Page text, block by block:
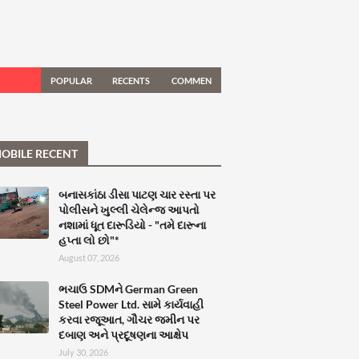
POPULAR RECENTS COMMEN
RECENT
બનાસકાંઠા ડીસા પાટણ ચાર રસ્તા પર
પોલીસને ખુલ્લી ચેલેન્જ આપતો
નશામાં ધૂત દારૂડિયો - "તમે દારૂના
હપ્તા લો છો"*
August 07, 2026
ભચાઉ SDMને German Green
Steel Power Ltd. સામે કાર્યવાહી
કરવા રજૂઆત, ગૌચર જમીન પર
દબાણ અને પ્રદૂષણના આક્ષેપ
July 30, 2026